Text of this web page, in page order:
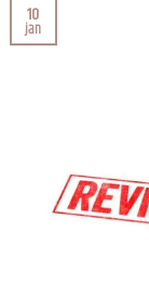
10
jan